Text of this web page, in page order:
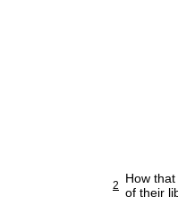
2
How
of their